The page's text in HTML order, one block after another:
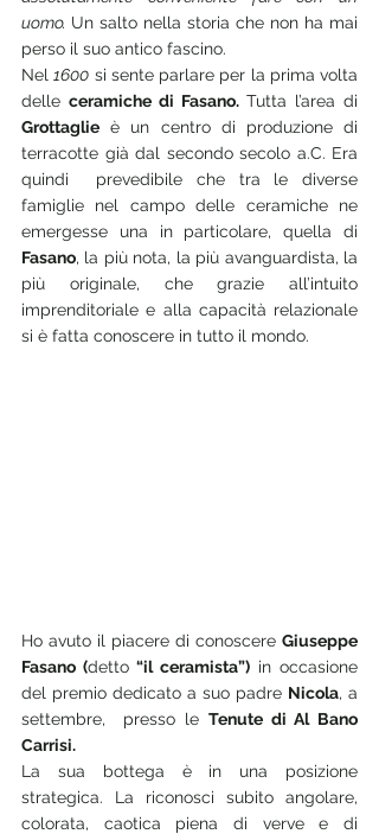
uomo. Un salto nella storia che non ha mai
perso il suo antico fascino.
Nel 1600 si sente parlare per la prima volta
delle ceramiche di Fasano.
Grottaglie è un centro di produzione di
terracotte già dal secondo secolo a.C. Era
quindi  prevedibile che tra le diverse
famiglie nel campo delle ceramiche ne
Fasano, la più nota, la più avanguardista, la
più originale, che grazie all’intuito
imprenditoriale e alla capacità relazionale
si è fatta conoscere in tutto il mondo.
Ho avuto il piacere di conoscere Giuseppe
Fasano (detto “il ceramista”) in occasione
del premio dedicato a suo padre Nicola, a
settembre,  presso le Tenute di Al Bano
Carrisi.
La sua bottega è in una posizione
strategica. La riconosci subito angolare,
colorata, caotica piena di verve e di